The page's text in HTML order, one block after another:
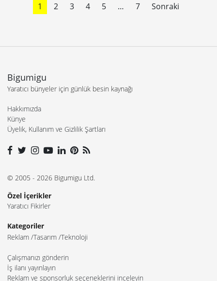
1 2 3 4 5 … 7 Sonraki
Bigumigu
Yaratıcı bünyeler için günlük besin kaynağı
Hakkımızda
Künye
Üyelik, Kullanım ve Gizlilik Şartları
© 2005 - 2026 Bigumigu Ltd.
Özel İçerikler
Yaratıcı Fikirler
Kategoriler
Reklam Tasarım Teknoloji
Çalışmanızı gönderin
İş ilanı yayınlayın
Reklam ve sponsorluk seçeneklerini inceleyin